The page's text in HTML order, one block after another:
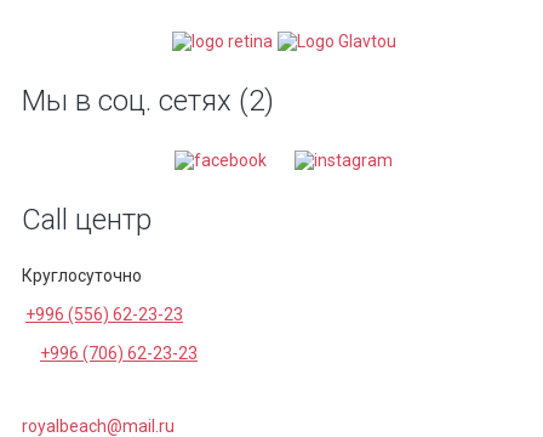
Мы в соц. сетях (2)
Call центр
Круглосуточно
+996 (556) 62-23-23
+996 (706) 62-23-23
royalbeach@mail.ru